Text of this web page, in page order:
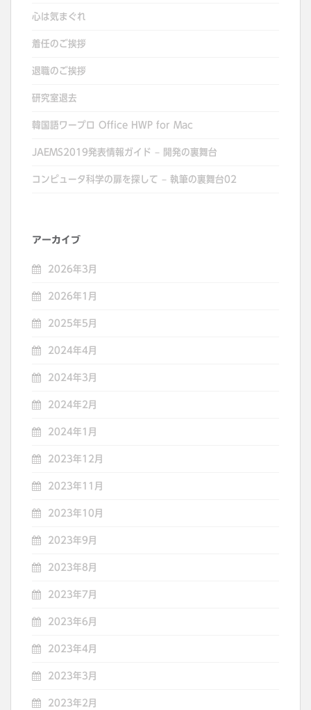
心は気まぐれ
着任のご挨拶
退職のご挨拶
研究室退去
韓国語ワープロ Office HWP for Mac
JAEMS2019発表情報ガイド – 開発の裏舞台
コンピュータ科学の扉を探して – 執筆の裏舞台02
アーカイブ
2026年3月
2026年1月
2025年5月
2024年4月
2024年3月
2024年2月
2024年1月
2023年12月
2023年11月
2023年10月
2023年9月
2023年8月
2023年7月
2023年6月
2023年4月
2023年3月
2023年2月